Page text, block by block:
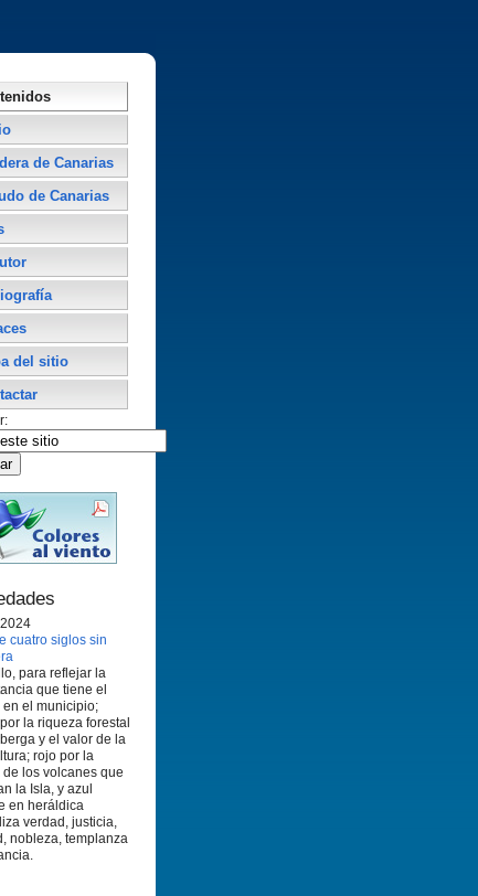
de Canarias
de Canarias
del sitio
cuatro siglos sin
para reflejar la
que tiene el
en el municipio;
la riqueza forestal
y el valor de la
rojo por la
de los volcanes que
la Isla, y azul
en heráldica
verdad, justicia,
nobleza, templanza